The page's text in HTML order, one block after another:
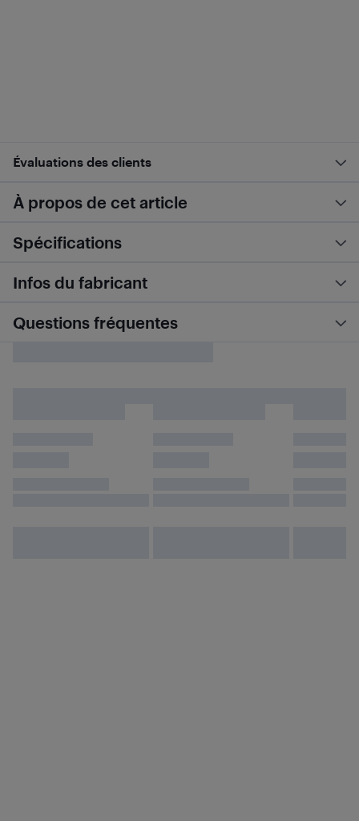
Évaluations des clients
À propos de cet article
Spécifications
Infos du fabricant
Questions fréquentes